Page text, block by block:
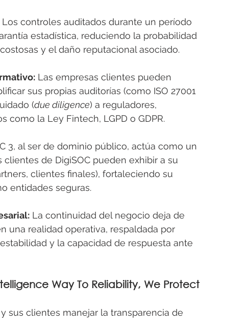
Los controles auditados durante un período
estadística, reduciendo la probabilidad
y el daño reputacional asociado.
Las empresas clientes pueden
sus propias auditorías (como ISO 27001
(due diligence) a reguladores,
la Ley Fintech, LGPD o GDPR.
3, al ser de dominio público, actúa como un
de DigiSOC pueden exhibir a su
clientes finales), fortaleciendo su
entidades seguras.
La continuidad del negocio deja de
una realidad operativa, respaldada por
y la capacidad de respuesta ante
Way To Reliability, We Protect
y sus clientes manejar la transparencia de